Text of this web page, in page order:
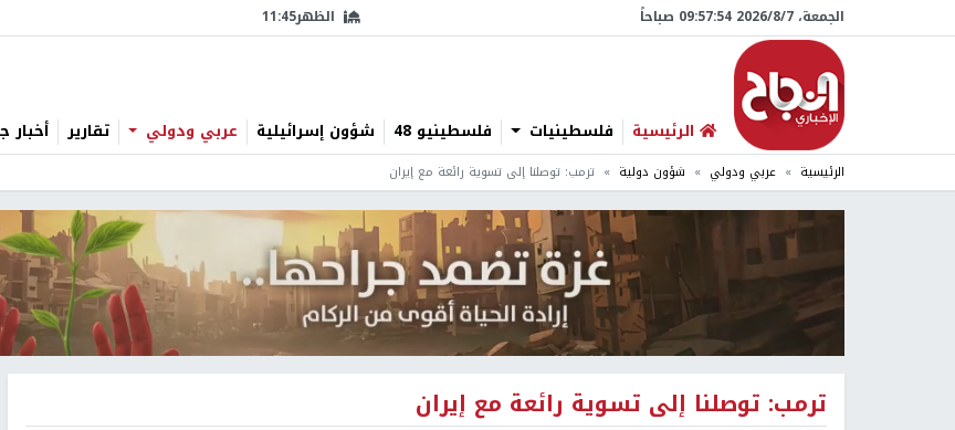
الجمعة، 7/‏8/‏2026 09:57:55 صباحاً الظهر11:45
الرئيسية فلسطينيات فلسطينيو 48 شؤون إسرائيلية عربي ودولي تقارير أخبار
الرئيسية عربي ودولي شؤون دولية ترمب: توصلنا إلى تسوية رائعة مع إيران
ترمب: توصلنا إلى تسوية رائعة مع إيران